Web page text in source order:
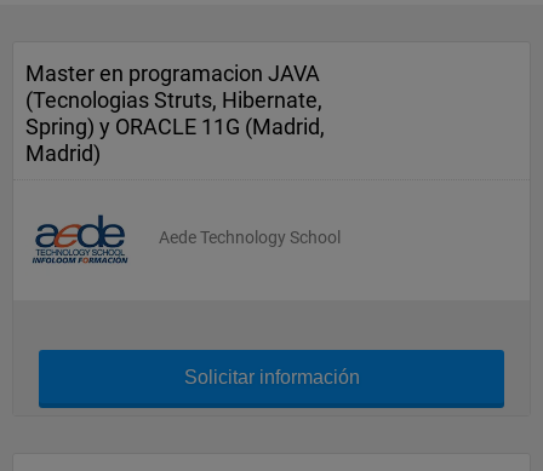
Master en programacion JAVA
(Tecnologias Struts, Hibernate,
Spring) y ORACLE 11G (Madrid,
Madrid)
Aede Technology School
Solicitar información